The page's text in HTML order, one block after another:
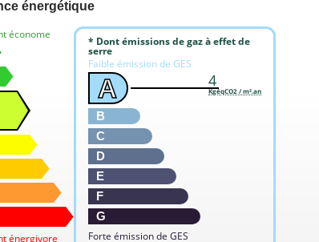
énergétique
économe
énergivore
* Dont émissions de gaz à effet de
serre
Faible émission de GES
A
B
C
D
E
F
G
Forte émission de GES
4
KgéqCO2 / m².an